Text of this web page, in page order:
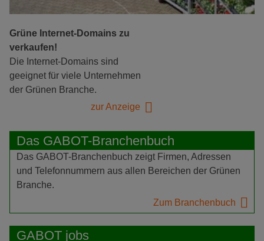
Grüne Internet-Domains zu
verkaufen!
Die Internet-Domains sind
geeignet für viele Unternehmen
der Grünen Branche.
zur Anzeige
Das GABOT-Branchenbuch
Das GABOT-Branchenbuch zeigt Firmen, Adressen
und Telefonnummern aus allen Bereichen der Grünen
Branche.
Zum Branchenbuch
GABOT jobs